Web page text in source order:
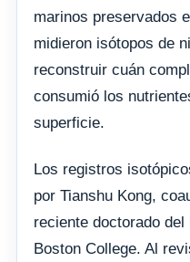
marinos preservados
midieron isótopos de
reconstruir cuán
consumió los
superficie.
Los registros
por Tianshu Kong,
reciente doctorado
Boston College. Al